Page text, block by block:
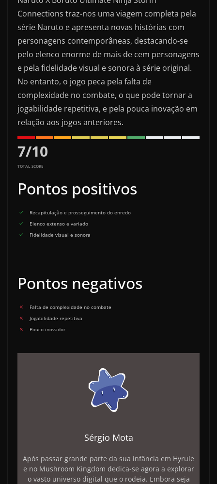
Connections traz-nos uma viagem completa pela
série Naruto e apresenta novas histórias com
personagens contemporâneas, destacando-se
pelo elenco enorme de mais de cem personagens
e pela fidelidade visual e sonora à série original.
No entanto, o jogo peca pela falta de
complexidade no combate, o que pode tornar a
jogabilidade repetitiva, e pela pouca inovação em
relação aos jogos anteriores.
7/10
TOTAL SCORE
Pontos positivos
Recapitulação e prosseguimento do enredo
Elenco extenso e variado
Fidelidade visual e sonora
Pontos negativos
Falta de complexidade no combate
Jogabilidade repetitiva
Pouco inovador
Sérgio Mota
Após passar grande parte da sua infância em Hyrule
e no Mushroom Kingdom dedica-se agora a explorar
o vasto universo digital que o rodeia. Embora seja